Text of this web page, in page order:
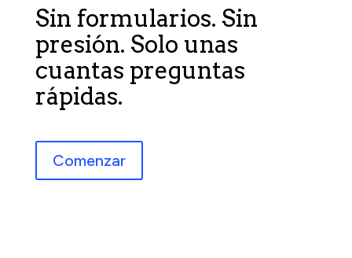
Sin formularios. Sin
presión. Solo unas
cuantas preguntas
rápidas.
Comenzar